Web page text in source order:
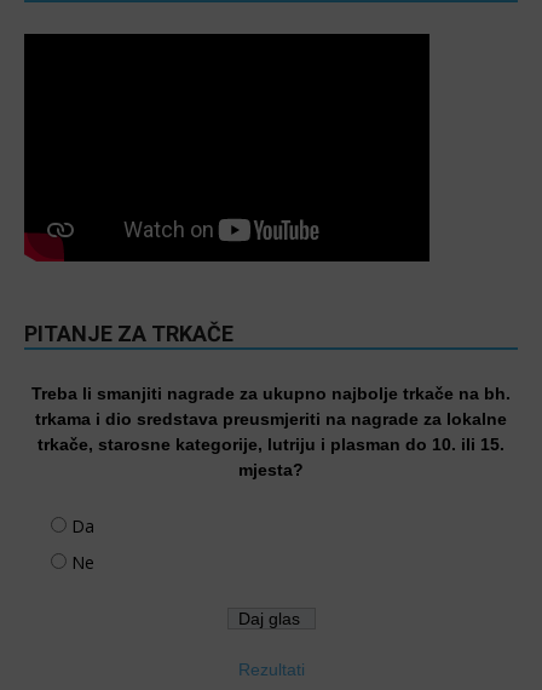
PITANJE ZA TRKAČE
Treba li smanjiti nagrade za ukupno najbolje trkače na bh.
trkama i dio sredstava preusmjeriti na nagrade za lokalne
trkače, starosne kategorije, lutriju i plasman do 10. ili 15.
mjesta?
Da
Ne
Rezultati